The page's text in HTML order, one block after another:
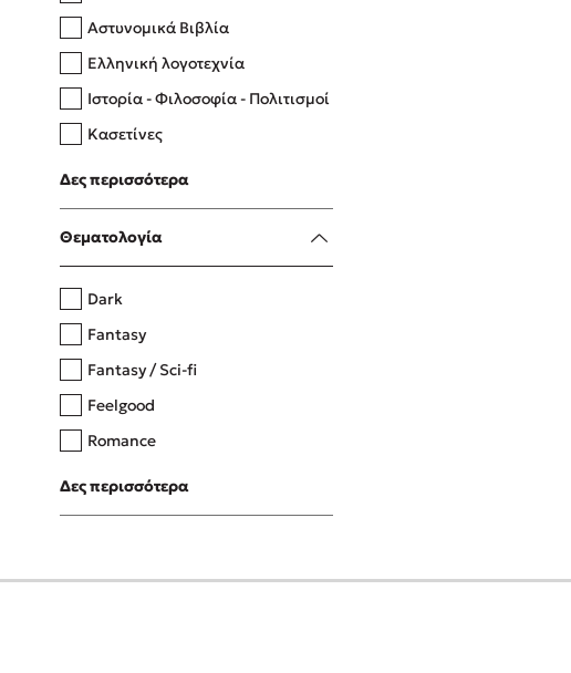
Δανάη Δεληγεώργη
Πάνω, κάτω, μπροστά, πίσω
Η μέθοδος Αφήστε τους
Αστυνομικά Βιβλία
Ελληνική λογοτεχνία
Ιστορία - Φιλοσοφία - Πολιτισμοί
Κασετίνες
Λευκώματα - Έγχρωμοι οδηγοί
Μαγειρική
Δες περισσότερα
Θεματολογία
Dark
Fantasy
Fantasy / Sci-fi
Feelgood
Romance
Upmarket
Young Adult
Δες περισσότερα